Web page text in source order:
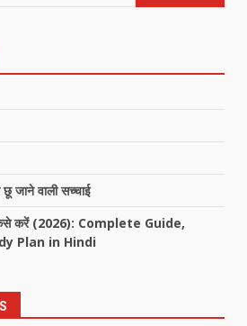
जाने वाली सच्चाई
कैसे करें (2026): Complete Guide,
Plan in Hindi